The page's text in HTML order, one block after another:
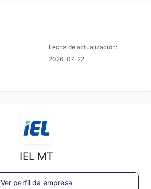
Fecha de actualización:
2026-07-22
IEL MT
Ver perfil da empresa